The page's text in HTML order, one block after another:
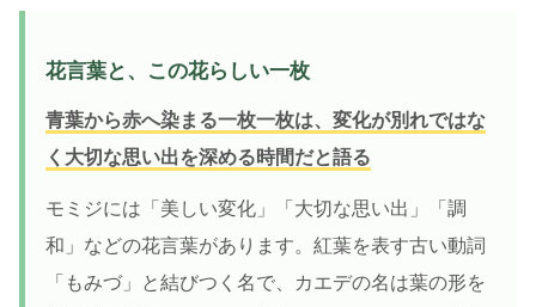
花言葉と、この花らしい一枚
青葉から赤へ染まる一枚一枚は、変化が別れではな
く大切な思い出を深める時間だと語る
モミジには「美しい変化」「大切な思い出」「調
和」などの花言葉があります。紅葉を表す古い動詞
「もみづ」と結びつく名で、カエデの名は葉の形を